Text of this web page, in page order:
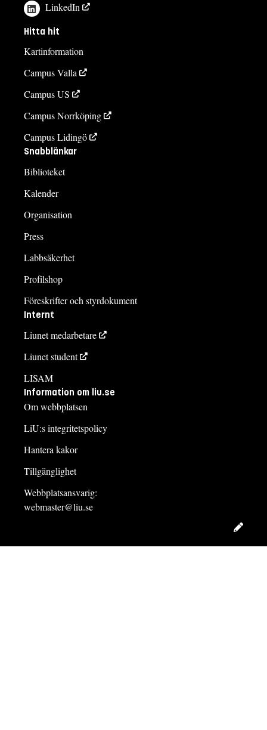
LinkedIn
Hitta hit
Kartinformation
Campus Valla
Campus US
Campus Norrköping
Campus Lidingö
Snabblänkar
Biblioteket
Kalender
Organisation
Press
Labbsäkerhet
Profilshop
Föreskrifter och styrdokument
Internt
Liunet medarbetare
Liunet student
LISAM
Information om liu.se
Om webbplatsen
LiU:s integritetspolicy
Hantera kakor
Tillgänglighet
Webbplatsansvarig:
webmaster@liu.se